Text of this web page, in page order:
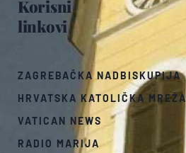
Korisni
linkovi
ZAGREBAČKA NADBISKUPIJA
HRVATSKA KATOLIČKA MREŽA
VATICAN NEWS
RADIO MARIJA